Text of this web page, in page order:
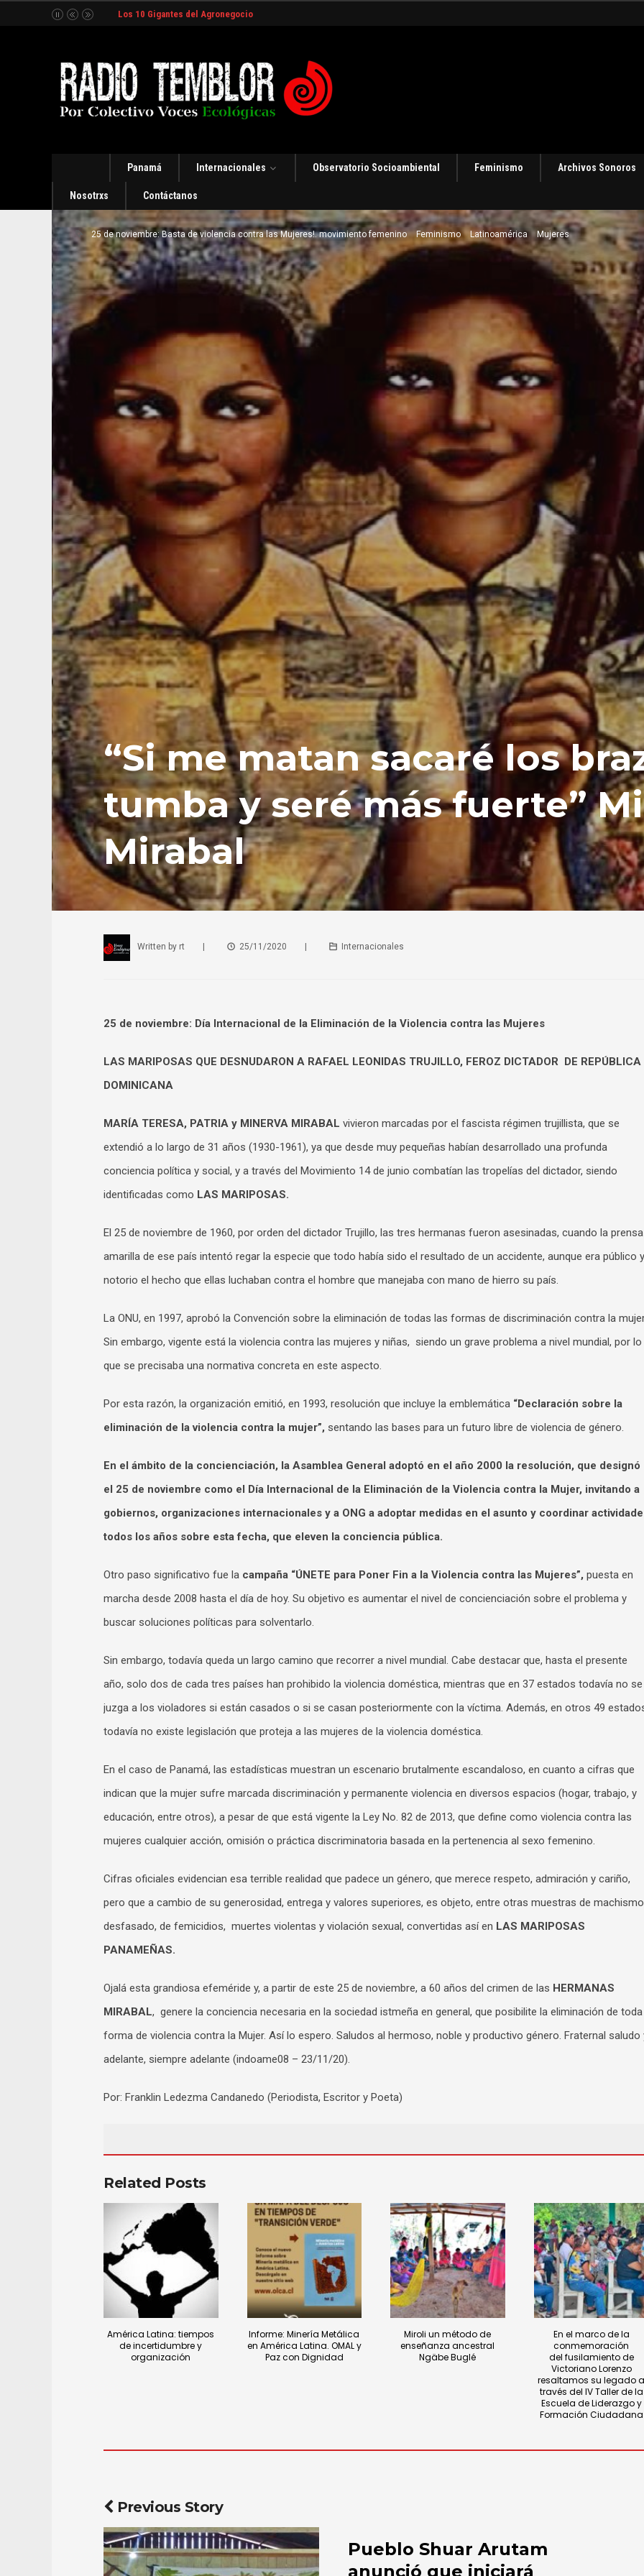
América Latina: tiempos de incertidumbre y organización
Panamá Internacionales Observatorio Socioambiental Feminismo Archivos Sonoros
Nosotrxs Contáctanos
25 de noviembre: Basta de violencia contra las Mujeres!. movimiento femenino Feminismo Latinoamérica Mujeres
“Si me matan sacaré los
tumba y seré más fuerte”
Mirabal
Written by rt 25/11/2020 Internacionales
25 de noviembre: Día Internacional de la Eliminación de la Violencia contra las Mujeres
LAS MARIPOSAS QUE DESNUDARON A RAFAEL LEONIDAS TRUJILLO, FEROZ DICTADOR DE REPÚBLICA
DOMINICANA
MARÍA TERESA, PATRIA y MINERVA MIRABAL vivieron marcadas por el fascista régimen trujillista, que se
extendió a lo largo de 31 años (1930-1961), ya que desde muy pequeñas habían desarrollado una profunda
conciencia política y social, y a través del Movimiento 14 de junio combatían las tropelías del dictador, siendo
identificadas como LAS MARIPOSAS.
El 25 de noviembre de 1960, por orden del dictador Trujillo, las tres hermanas fueron asesinadas, cuando la prensa
amarilla de ese país intentó regar la especie que todo había sido el resultado de un accidente, aunque era público y
notorio el hecho que ellas luchaban contra el hombre que manejaba con mano de hierro su país.
La ONU, en 1997, aprobó la Convención sobre la eliminación de todas las formas de discriminación contra la
Sin embargo, vigente está la violencia contra las mujeres y niñas, siendo un grave problema a nivel mundial, por lo
que se precisaba una normativa concreta en este aspecto.
Por esta razón, la organización emitió, en 1993, resolución que incluye la emblemática “Declaración sobre la
eliminación de la violencia contra la mujer”, sentando las bases para un futuro libre de violencia de género.
En el ámbito de la concienciación, la Asamblea General adoptó en el año 2000 la resolución, que designó
el 25 de noviembre como el Día Internacional de la Eliminación de la Violencia contra la Mujer, invitando a
gobiernos, organizaciones internacionales y a ONG a adoptar medidas en el asunto y coordinar
todos los años sobre esta fecha, que eleven la conciencia pública.
Otro paso significativo fue la campaña “ÚNETE para Poner Fin a la Violencia contra las Mujeres”, puesta en
marcha desde 2008 hasta el día de hoy. Su objetivo es aumentar el nivel de concienciación sobre el problema y
buscar soluciones políticas para solventarlo.
Sin embargo, todavía queda un largo camino que recorrer a nivel mundial. Cabe destacar que, hasta el presente
año, solo dos de cada tres países han prohibido la violencia doméstica, mientras que en 37 estados todavía no se
juzga a los violadores si están casados o si se casan posteriormente con la víctima. Además, en otros 49
todavía no existe legislación que proteja a las mujeres de la violencia doméstica.
En el caso de Panamá, las estadísticas muestran un escenario brutalmente escandaloso, en cuanto a cifras que
indican que la mujer sufre marcada discriminación y permanente violencia en diversos espacios (hogar, trabajo, y
educación, entre otros), a pesar de que está vigente la Ley No. 82 de 2013, que define como violencia contra las
mujeres cualquier acción, omisión o práctica discriminatoria basada en la pertenencia al sexo femenino.
Cifras oficiales evidencian esa terrible realidad que padece un género, que merece respeto, admiración y cariño,
pero que a cambio de su generosidad, entrega y valores superiores, es objeto, entre otras muestras de machismo
desfasado, de femicidios, muertes violentas y violación sexual, convertidas así en LAS MARIPOSAS
PANAMEÑAS.
Ojalá esta grandiosa efeméride y, a partir de este 25 de noviembre, a 60 años del crimen de las HERMANAS
MIRABAL, genere la conciencia necesaria en la sociedad istmeña en general, que posibilite la eliminación de toda
forma de violencia contra la Mujer. Así lo espero. Saludos al hermoso, noble y productivo género. Fraternal saludo
adelante, siempre adelante (indoame08 – 23/11/20).
Por: Franklin Ledezma Candanedo (Periodista, Escritor y Poeta)
Related Posts
América Latina: tiempos
de incertidumbre y
organización
Informe: Minería Metálica
en América Latina. OMAL y
Paz con Dignidad
Miroli un método de
enseñanza ancestral
Ngäbe Buglé
En el marco de la
conmemoración
del fusilamiento de
Victoriano Lorenzo
resaltamos su legado
través del IV Taller de la
Escuela de Liderazgo y
Formación Ciudadana
Previous Story
Pueblo Shuar Arutam
anunció que iniciará